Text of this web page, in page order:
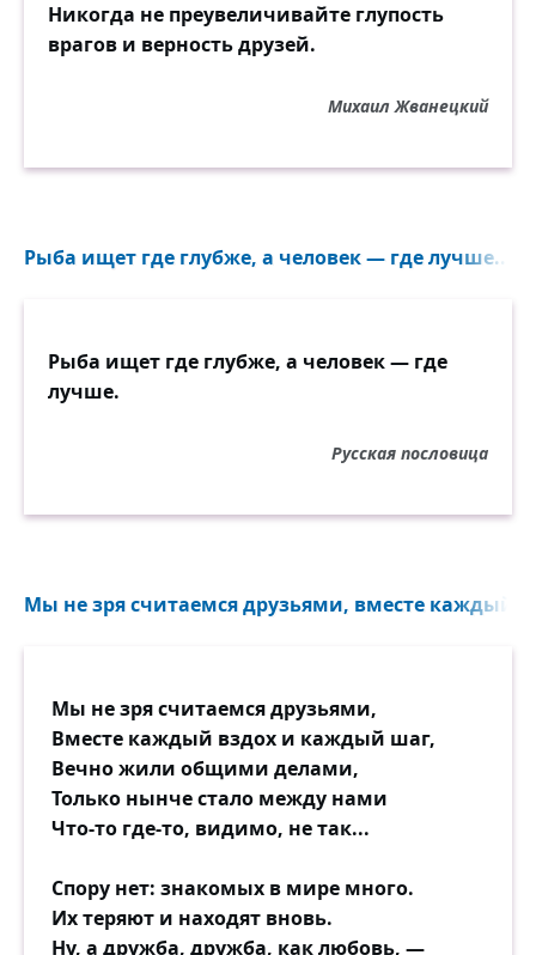
Никогда не преувеличивайте глупость
врагов и верность друзей.
Михаил Жванецкий
Рыба ищет где глубже, а человек — где лучше...
Рыба ищет где глубже, а человек — где
лучше.
Русская пословица
Мы не зря считаемся друзьями, вместе каждый
Мы не зря считаемся друзьями,
Вместе каждый вздох и каждый шаг,
Вечно жили общими делами,
Только нынче стало между нами
Что-то где-то, видимо, не так...
Спору нет: знакомых в мире много.
Их теряют и находят вновь.
Ну, а дружба, дружба, как любовь, —